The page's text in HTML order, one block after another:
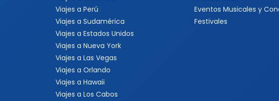
Viajes a Perú
Viajes a Sudamérica
Viajes a Estados Unidos
Viajes a Nueva York
Viajes a Las Vegas
Viajes a Orlando
Viajes a Hawaii
Viajes a Los Cabos
Eventos Musicales y
Festivales